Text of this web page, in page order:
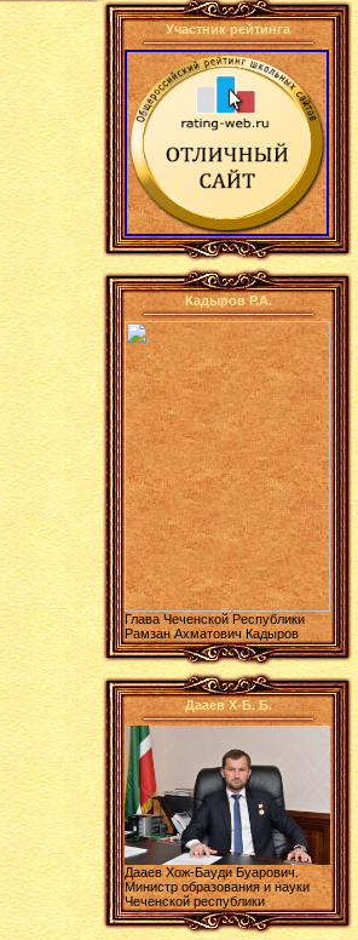
Участник рейтинга
Кадыров Р.А.
Глава Чеченской Республики
Рамзан Ахматович Кадыров
Дааев Х-Б. Б.
Дааев Хож-Бауди Буарович.
Министр образования и науки
Чеченской республики